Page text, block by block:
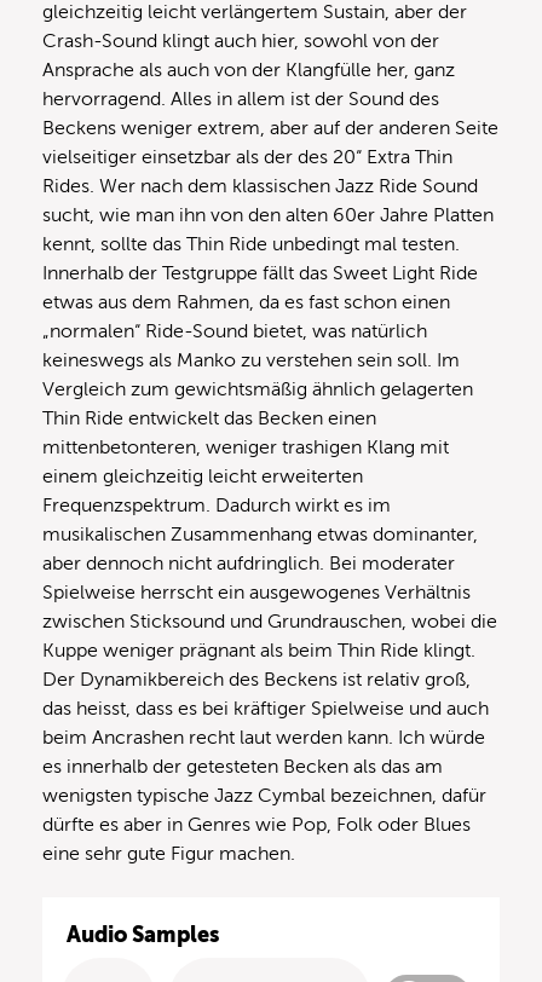
gleichzeitig leicht verlängertem Sustain, aber der
Crash-Sound klingt auch hier, sowohl von der
Ansprache als auch von der Klangfülle her, ganz
hervorragend. Alles in allem ist der Sound des
Beckens weniger extrem, aber auf der anderen Seite
vielseitiger einsetzbar als der des 20“ Extra Thin
Rides. Wer nach dem klassischen Jazz Ride Sound
sucht, wie man ihn von den alten 60er Jahre Platten
kennt, sollte das Thin Ride unbedingt mal testen.
Innerhalb der Testgruppe fällt das Sweet Light Ride
etwas aus dem Rahmen, da es fast schon einen
„normalen“ Ride-Sound bietet, was natürlich
keineswegs als Manko zu verstehen sein soll. Im
Vergleich zum gewichtsmäßig ähnlich gelagerten
Thin Ride entwickelt das Becken einen
mittenbetonteren, weniger trashigen Klang mit
einem gleichzeitig leicht erweiterten
Frequenzspektrum. Dadurch wirkt es im
musikalischen Zusammenhang etwas dominanter,
aber dennoch nicht aufdringlich. Bei moderater
Spielweise herrscht ein ausgewogenes Verhältnis
zwischen Sticksound und Grundrauschen, wobei die
Kuppe weniger prägnant als beim Thin Ride klingt.
Der Dynamikbereich des Beckens ist relativ groß,
das heisst, dass es bei kräftiger Spielweise und auch
beim Ancrashen recht laut werden kann. Ich würde
es innerhalb der getesteten Becken als das am
wenigsten typische Jazz Cymbal bezeichnen, dafür
dürfte es aber in Genres wie Pop, Folk oder Blues
eine sehr gute Figur machen.
Audio Samples